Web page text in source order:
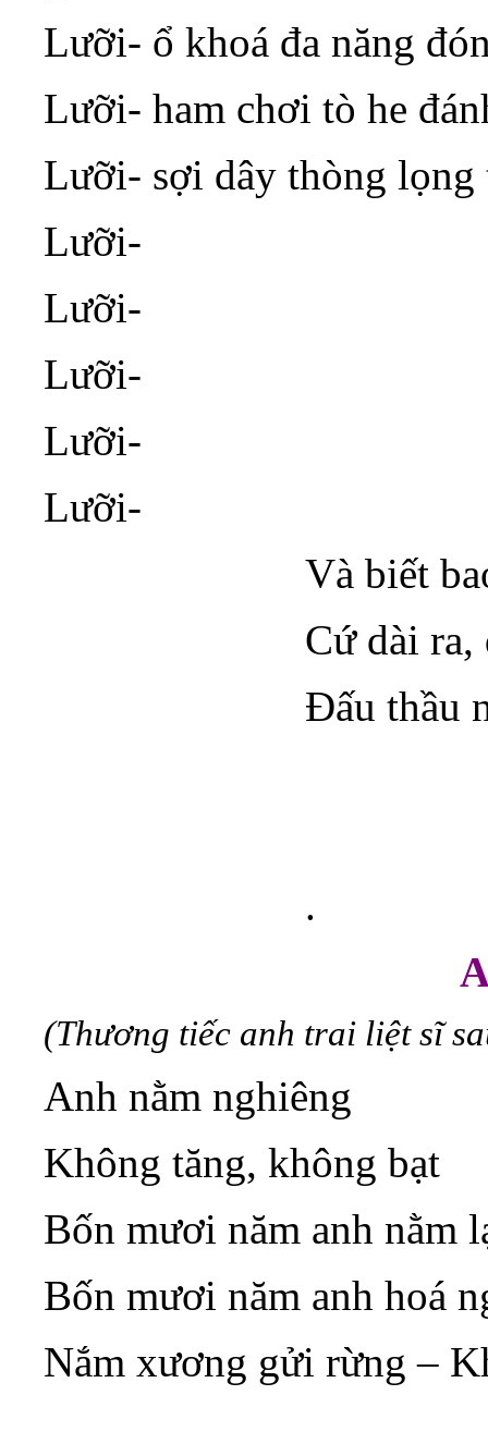
Lưỡi- ổ khoá đa năng
Lưỡi- ham chơi tò he
Lưỡi- sợi dây thòng
Lưỡi-
Lưỡi-
Lưỡi-
Lưỡi-
Lưỡi-
Và biết
Cứ dài ra,
Đấu thầu
.
(Thương tiếc anh trai liệt sĩ
Anh nằm nghiêng
Không tăng, không bạt
Bốn mươi năm anh nằm
Bốn mươi năm anh hoá
Nắm xương gửi rừng –